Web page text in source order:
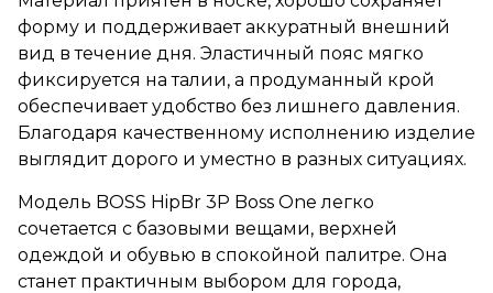
форму и поддерживает аккуратный внешний
вид в течение дня. Эластичный пояс мягко
фиксируется на талии, а продуманный крой
обеспечивает удобство без лишнего давления.
Благодаря качественному исполнению изделие
выглядит дорого и уместно в разных ситуациях.
Модель BOSS HipBr 3P Boss One легко
сочетается с базовыми вещами, верхней
одеждой и обувью в спокойной палитре. Она
станет практичным выбором для города,